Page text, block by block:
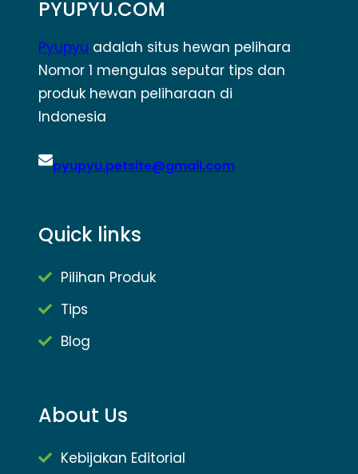
PYUPYU.COM
Pyupyu adalah situs hewan pelihara
Nomor 1 mengulas seputar tips dan
produk hewan peliharaan di
Indonesia
pyupyu.petsite@gmail.com
Quick links
Pilihan Produk
Tips
Blog
About Us
Kebijakan Editorial